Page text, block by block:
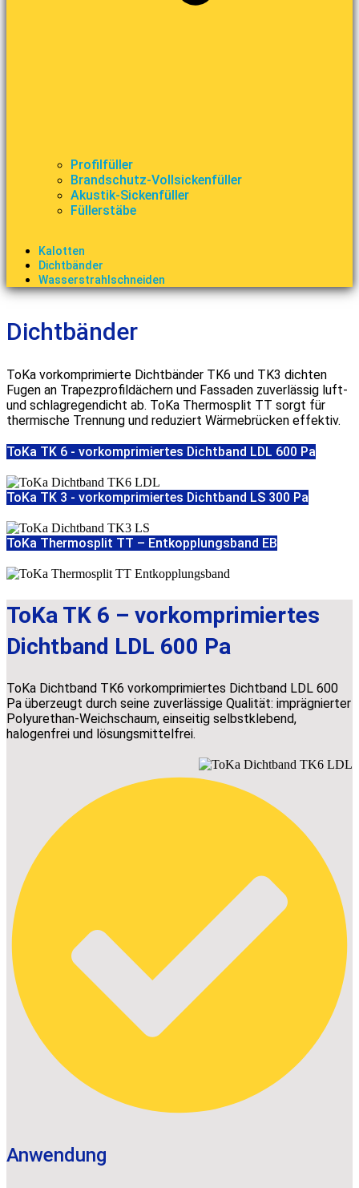
Profilfüller
Brandschutz-Vollsickenfüller
Akustik-Sickenfüller
Füllerstäbe
Kalotten
Dichtbänder
Wasserstrahlschneiden
Dichtbänder
ToKa vorkomprimierte Dichtbänder TK6 und TK3 dichten
Fugen an Trapezprofildächern und Fassaden zuverlässig luft-
und schlagregendicht ab. ToKa Thermosplit TT sorgt für
thermische Trennung und reduziert Wärmebrücken effektiv.
ToKa TK 6 - vorkomprimiertes Dichtband LDL 600 Pa
ToKa TK 3 - vorkomprimiertes Dichtband LS 300 Pa
ToKa Thermosplit TT – Entkopplungsband EB
ToKa TK 6 – vorkomprimiertes
Dichtband LDL 600 Pa
ToKa Dichtband TK6 vorkomprimiertes Dichtband LDL 600
Pa überzeugt durch seine zuverlässige Qualität: imprägnierter
Polyurethan-Weichschaum, einseitig selbstklebend,
halogenfrei und lösungsmittelfrei.
Anwendung